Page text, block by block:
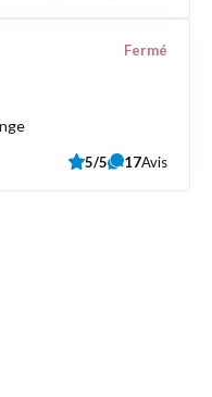
Fermé
5/5 17Avis